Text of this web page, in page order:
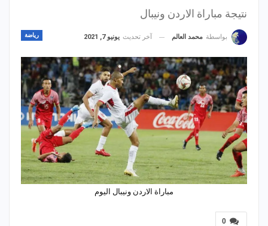
نتيجة مباراة الاردن ونيبال
رياضة بواسطة محمد العالم آخر تحديث يونيو 7, 2021
مباراة الاردن ونيبال اليوم
0